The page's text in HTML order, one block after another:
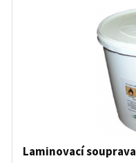
Laminovací souprava